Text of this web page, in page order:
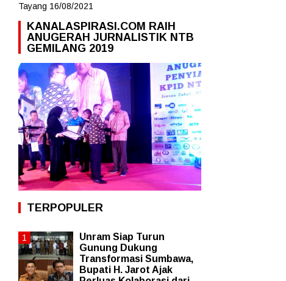
Tayang 16/08/2021
KANALASPIRASI.COM RAIH
ANUGERAH JURNALISTIK NTB
GEMILANG 2019
TERPOPULER
Unram Siap Turun
Gunung Dukung
Transformasi Sumbawa,
Bupati H. Jarot Ajak